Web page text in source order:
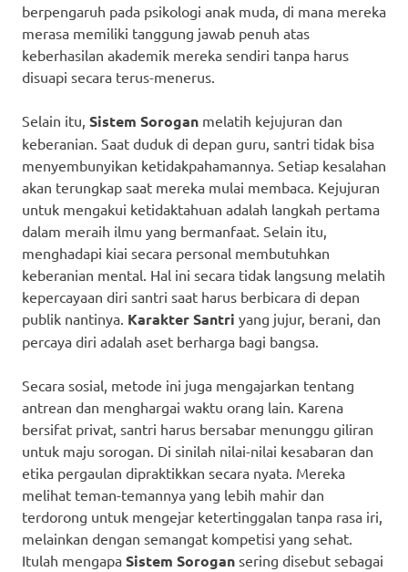
berpengaruh pada psikologi anak muda, di mana mereka
merasa memiliki tanggung jawab penuh atas
keberhasilan akademik mereka sendiri tanpa harus
disuapi secara terus-menerus.
Selain itu, Sistem Sorogan melatih kejujuran dan
keberanian. Saat duduk di depan guru, santri tidak bisa
menyembunyikan ketidakpahamannya. Setiap kesalahan
akan terungkap saat mereka mulai membaca. Kejujuran
untuk mengakui ketidaktahuan adalah langkah pertama
dalam meraih ilmu yang bermanfaat. Selain itu,
menghadapi kiai secara personal membutuhkan
keberanian mental. Hal ini secara tidak langsung melatih
kepercayaan diri santri saat harus berbicara di depan
publik nantinya. Karakter Santri yang jujur, berani, dan
percaya diri adalah aset berharga bagi bangsa.
Secara sosial, metode ini juga mengajarkan tentang
antrean dan menghargai waktu orang lain. Karena
bersifat privat, santri harus bersabar menunggu giliran
untuk maju sorogan. Di sinilah nilai-nilai kesabaran dan
etika pergaulan dipraktikkan secara nyata. Mereka
melihat teman-temannya yang lebih mahir dan
terdorong untuk mengejar ketertinggalan tanpa rasa iri,
melainkan dengan semangat kompetisi yang sehat.
Itulah mengapa Sistem Sorogan sering disebut sebagai